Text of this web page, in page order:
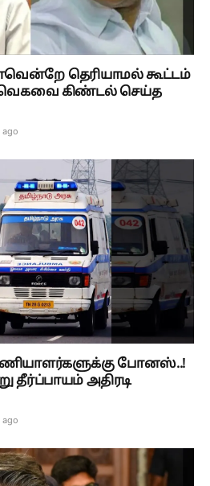
தெரியாமல் கூட்டம்
கிண்டல் செய்த
ago
போனஸ்..!
தீர்ப்பாயம் அதிரடி
ago